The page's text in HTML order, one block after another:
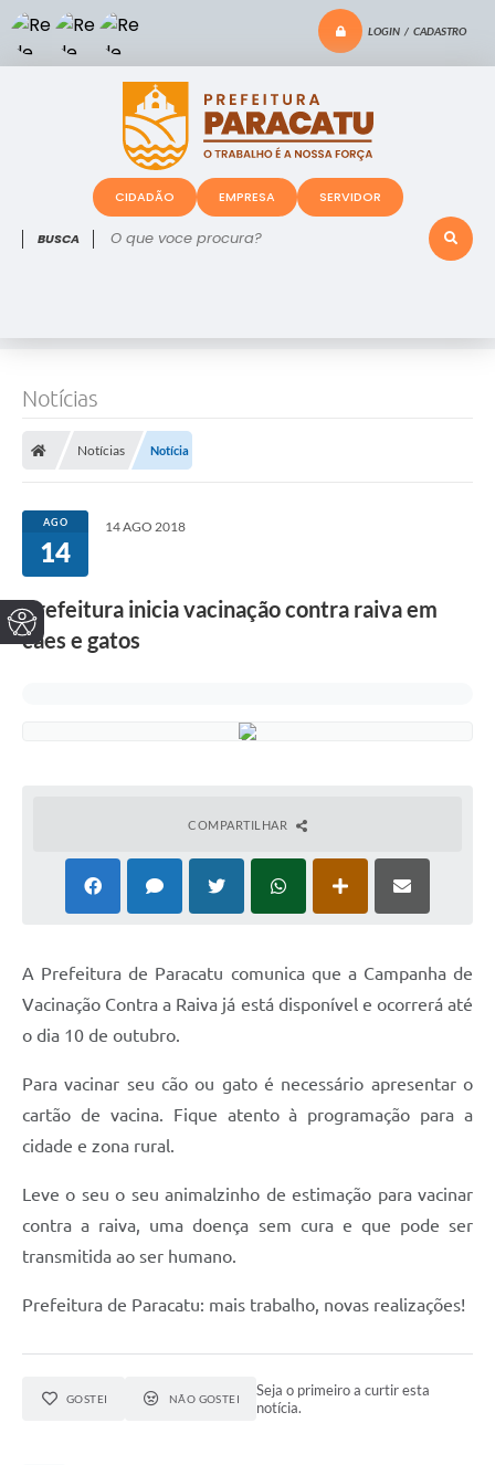
LOGIN / CADASTRO
O que voce procura?
CIDADÃO EMPRESA SERVIDOR
Notícias
Notícias Notícia
AGO
14
14 AGO 2018
Prefeitura inicia vacinação contra raiva em
cães e gatos
COMPARTILHAR
A Prefeitura de Paracatu comunica que a Campanha de
Vacinação Contra a Raiva já está disponível e ocorrerá até
o dia 10 de outubro.
Para vacinar seu cão ou gato é necessário apresentar o
cartão de vacina. Fique atento à programação para a
cidade e zona rural.
Leve o seu o seu animalzinho de estimação para vacinar
contra a raiva, uma doença sem cura e que pode ser
transmitida ao ser humano.
Prefeitura de Paracatu: mais trabalho, novas realizações!
GOSTEI NÃO GOSTEI
Seja o primeiro a curtir esta
notícia.